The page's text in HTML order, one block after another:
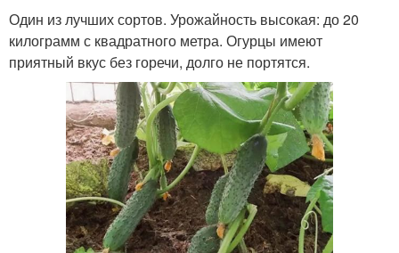
Один из лучших сортов. Урожайность высокая: до 20
килограмм с квадратного метра. Огурцы имеют
приятный вкус без горечи, долго не портятся.